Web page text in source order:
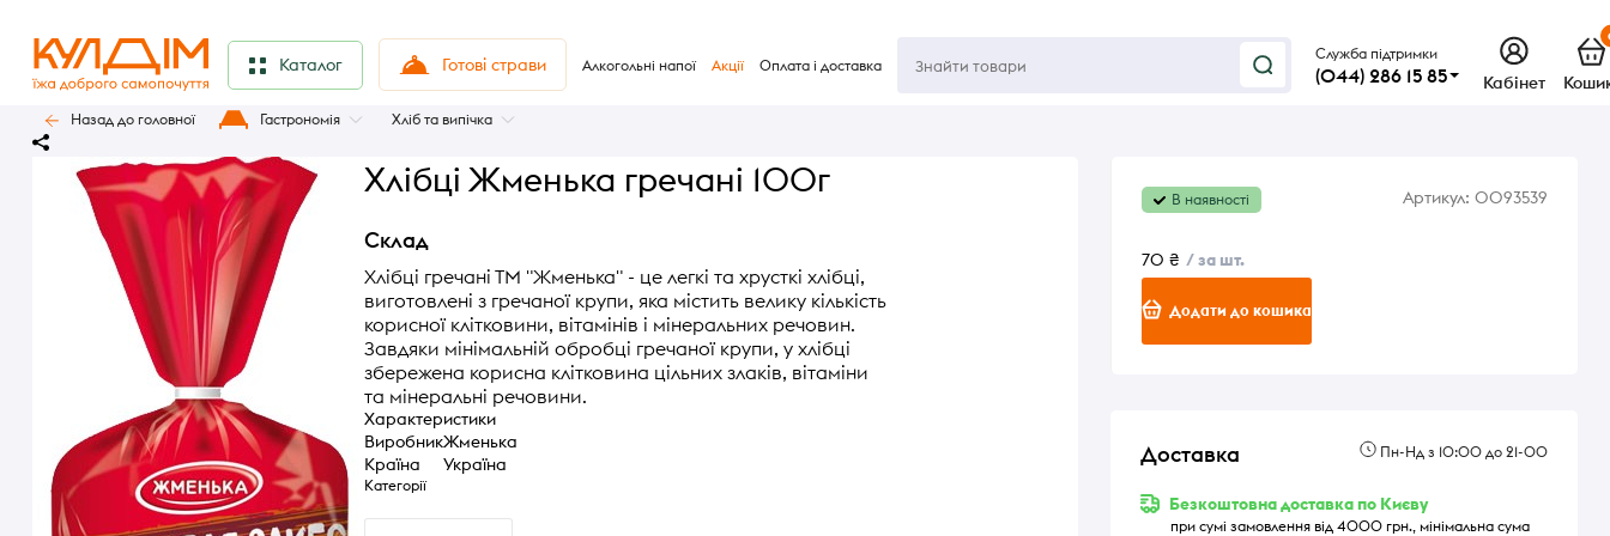
Каталог Готові страви Алкогольні напої Акції Оплата і доставка
Служба підтримки
(044) 286 15 85 Кабінет
Назад до головної Гастрономія Хліб та випічка
Хлібці Жменька гречані 100г
Склад
Хлібці гречані ТМ "Жменька" - це легкі та хрусткі хлібці,
виготовлені з гречаної крупи, яка містить велику кількість
корисної клітковини, вітамінів і мінеральних речовин.
Завдяки мінімальній обробці гречаної крупи, у хлібці
збережена корисна клітковина цільних злаків, вітаміни
та мінеральні речовини.
Характеристики
ВиробникЖменька
Країна
Україна
Категорії
В наявності Артикул: 0093539
70 ₴ / за шт.
Додати до кошика
Доставка Пн-Нд з 10:00 до 21-00
Безкоштовна доставка по Києву
при сумі замовлення від 4000 грн., мінімальна сума